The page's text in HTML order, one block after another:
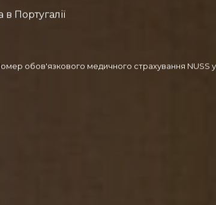
Португалії
обов'язкового медичного страхування NUSS у